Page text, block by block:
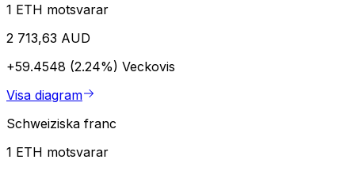
1 ETH motsvarar
2 713,63 AUD
+59.4548 (2.24%) Veckovis
Visa diagram
Schweiziska franc
1 ETH motsvarar